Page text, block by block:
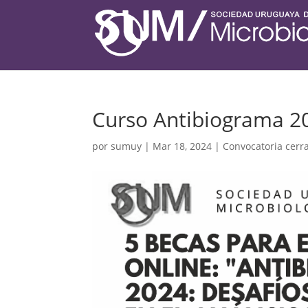
Curso Antibiograma
porsumuy | Mar 18, 2024 | Convocatoria